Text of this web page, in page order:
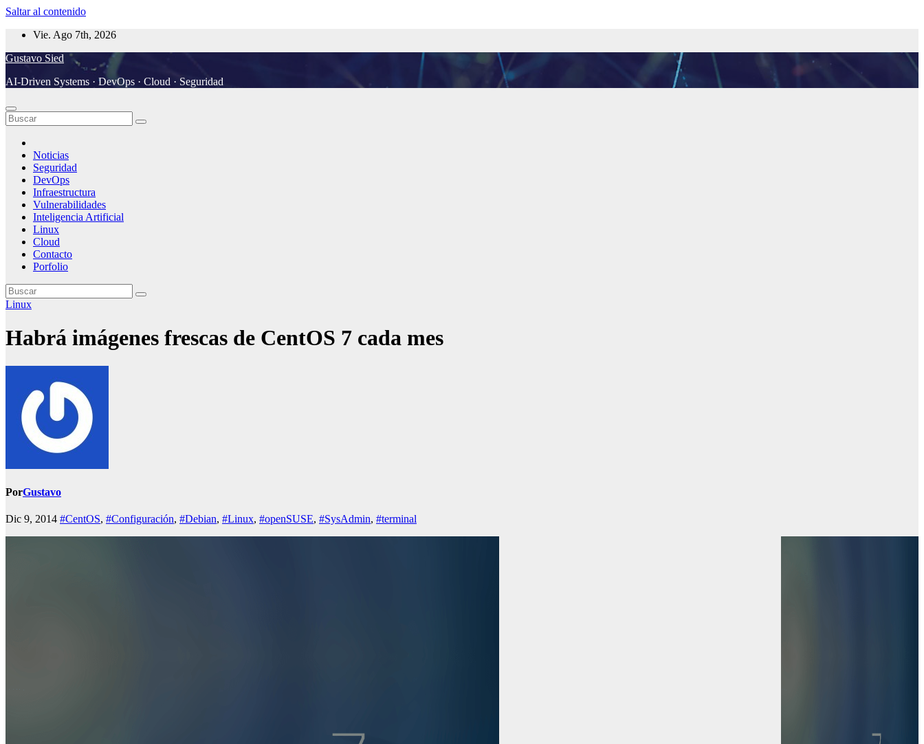
Saltar al contenido
Vie. Ago 7th, 2026
Gustavo Sied
AI-Driven Systems · DevOps · Cloud · Seguridad
Noticias
Seguridad
DevOps
Infraestructura
Vulnerabilidades
Inteligencia Artificial
Linux
Cloud
Contacto
Porfolio
Linux
Habrá imágenes frescas de CentOS 7 cada mes
PorGustavo
Dic 9, 2014 #CentOS, #Configuración, #Debian, #Linux, #openSUSE, #SysAdmin, #terminal